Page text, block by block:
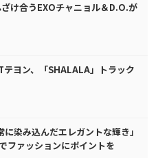
け合うEXOチャニョル＆D.O.が
テヨン、「SHALALA」トラック
染み込んだエレガントな輝き」
ファッションにポイントを